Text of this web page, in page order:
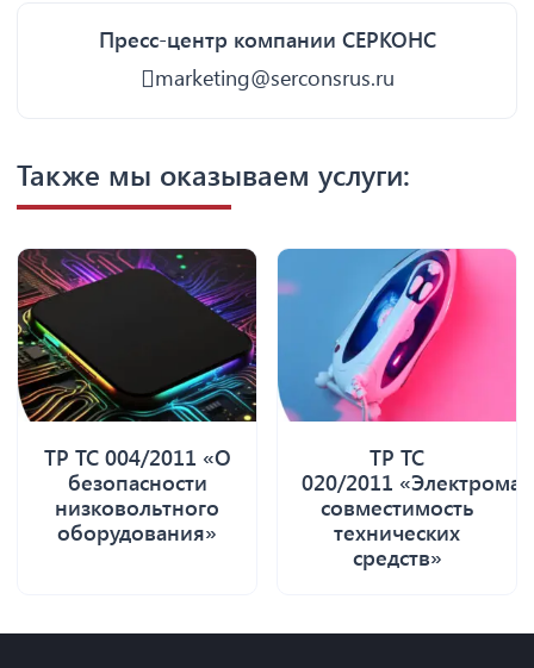
Пресс-центр компании СЕРКОНС
marketing@serconsrus.ru
Также мы оказываем услуги:
ТР ТС 004/2011 «О
безопасности
низковольтного
оборудования»
ТР ТС
020/2011
совместимость
технических
средств»